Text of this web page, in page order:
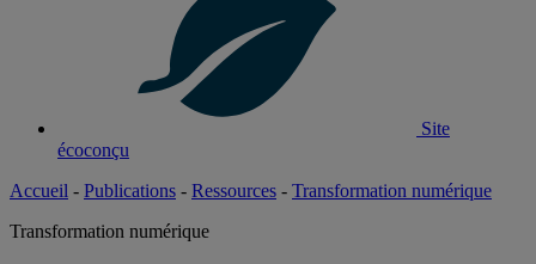
Site
écoconçu
Accueil - Publications - Ressources - Transformation numérique
Transformation numérique